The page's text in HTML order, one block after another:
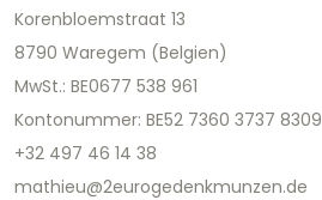
Korenbloemstraat 13
8790 Waregem (Belgien)
MwSt.: BE0677 538 961
Kontonummer: BE52 7360 3737 8309
+32 497 46 14 38
mathieu@2eurogedenkmunzen.de